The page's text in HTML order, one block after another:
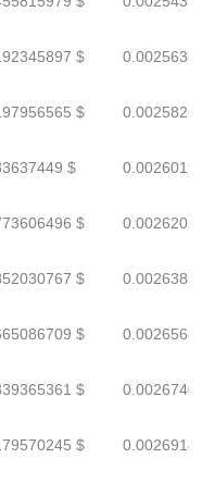
$
$
$
$
$
$
$
$